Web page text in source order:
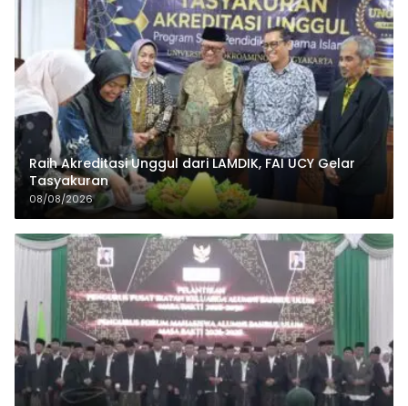
Raih Akreditasi Unggul dari LAMDIK, FAI UCY Gelar
Tasyakuran
08/08/2026